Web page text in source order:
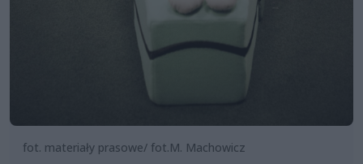
fot. materiały prasowe/ fot.M. Machowicz